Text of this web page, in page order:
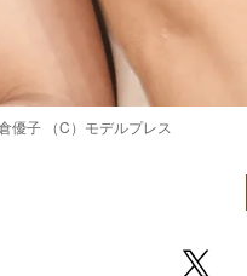
優子 （C）モデルプレス